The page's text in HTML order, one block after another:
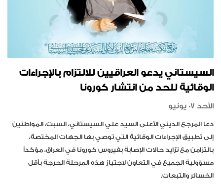
السيستاني يدعو العراقيين للالتزام بالإجراءات
الوقائية للحد من انتشار كورونا
الأحد 07 يونيو
دعا المرجع الديني الأعلى السيد علي السيستاني، السبت، المواطنين
إلى تطبيق الإجراءات الوقائية التي توصي بها الجهات المختصة،
بالتزامن مع تزايد حالات الإصابة بفيروس كورونا في العراق، مؤكداً
مسؤولية الجميع في التعاون لاجتياز هذه المرحلة الحرجة بأقل
الخسائر والتبعات.